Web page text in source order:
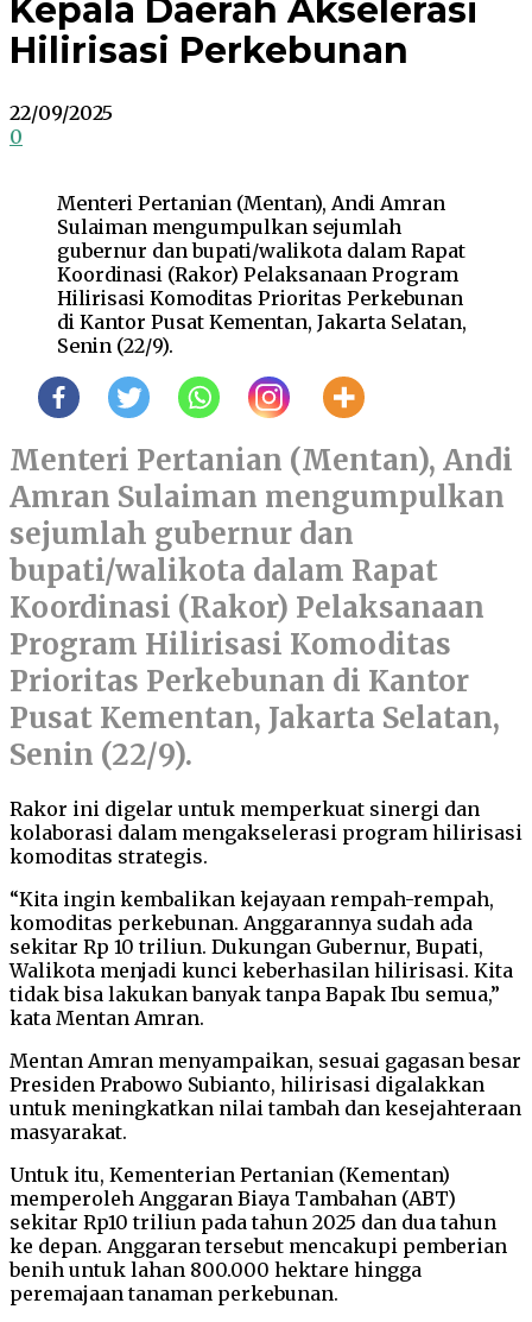
Kepala Daerah Akselerasi
Hilirisasi Perkebunan
22/09/2025
0
Menteri Pertanian (Mentan), Andi Amran
Sulaiman mengumpulkan sejumlah
gubernur dan bupati/walikota dalam Rapat
Koordinasi (Rakor) Pelaksanaan Program
Hilirisasi Komoditas Prioritas Perkebunan
di Kantor Pusat Kementan, Jakarta Selatan,
Senin (22/9).
Menteri Pertanian (Mentan), Andi
Amran Sulaiman mengumpulkan
sejumlah gubernur dan
bupati/walikota dalam Rapat
Koordinasi (Rakor) Pelaksanaan
Program Hilirisasi Komoditas
Prioritas Perkebunan di Kantor
Pusat Kementan, Jakarta Selatan,
Senin (22/9).
Rakor ini digelar untuk memperkuat sinergi dan
kolaborasi dalam mengakselerasi program hilirisasi
komoditas strategis.
“Kita ingin kembalikan kejayaan rempah-rempah,
komoditas perkebunan. Anggarannya sudah ada
sekitar Rp 10 triliun. Dukungan Gubernur, Bupati,
Walikota menjadi kunci keberhasilan hilirisasi. Kita
tidak bisa lakukan banyak tanpa Bapak Ibu semua,”
kata Mentan Amran.
Mentan Amran menyampaikan, sesuai gagasan besar
Presiden Prabowo Subianto, hilirisasi digalakkan
untuk meningkatkan nilai tambah dan kesejahteraan
masyarakat.
Untuk itu, Kementerian Pertanian (Kementan)
memperoleh Anggaran Biaya Tambahan (ABT)
sekitar Rp10 triliun pada tahun 2025 dan dua tahun
ke depan. Anggaran tersebut mencakupi pemberian
benih untuk lahan 800.000 hektare hingga
peremajaan tanaman perkebunan.